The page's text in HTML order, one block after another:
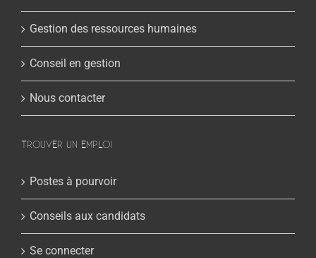
Gestion des ressources humaines
Conseil en gestion
Nous contacter
TROUVER UN EMPLOI
Postes à pourvoir
Conseils aux candidats
Se connecter